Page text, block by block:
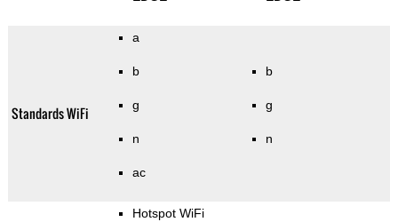
Standards WiFi
a
b
g
n
ac
b
g
n
Hotspot WiFi